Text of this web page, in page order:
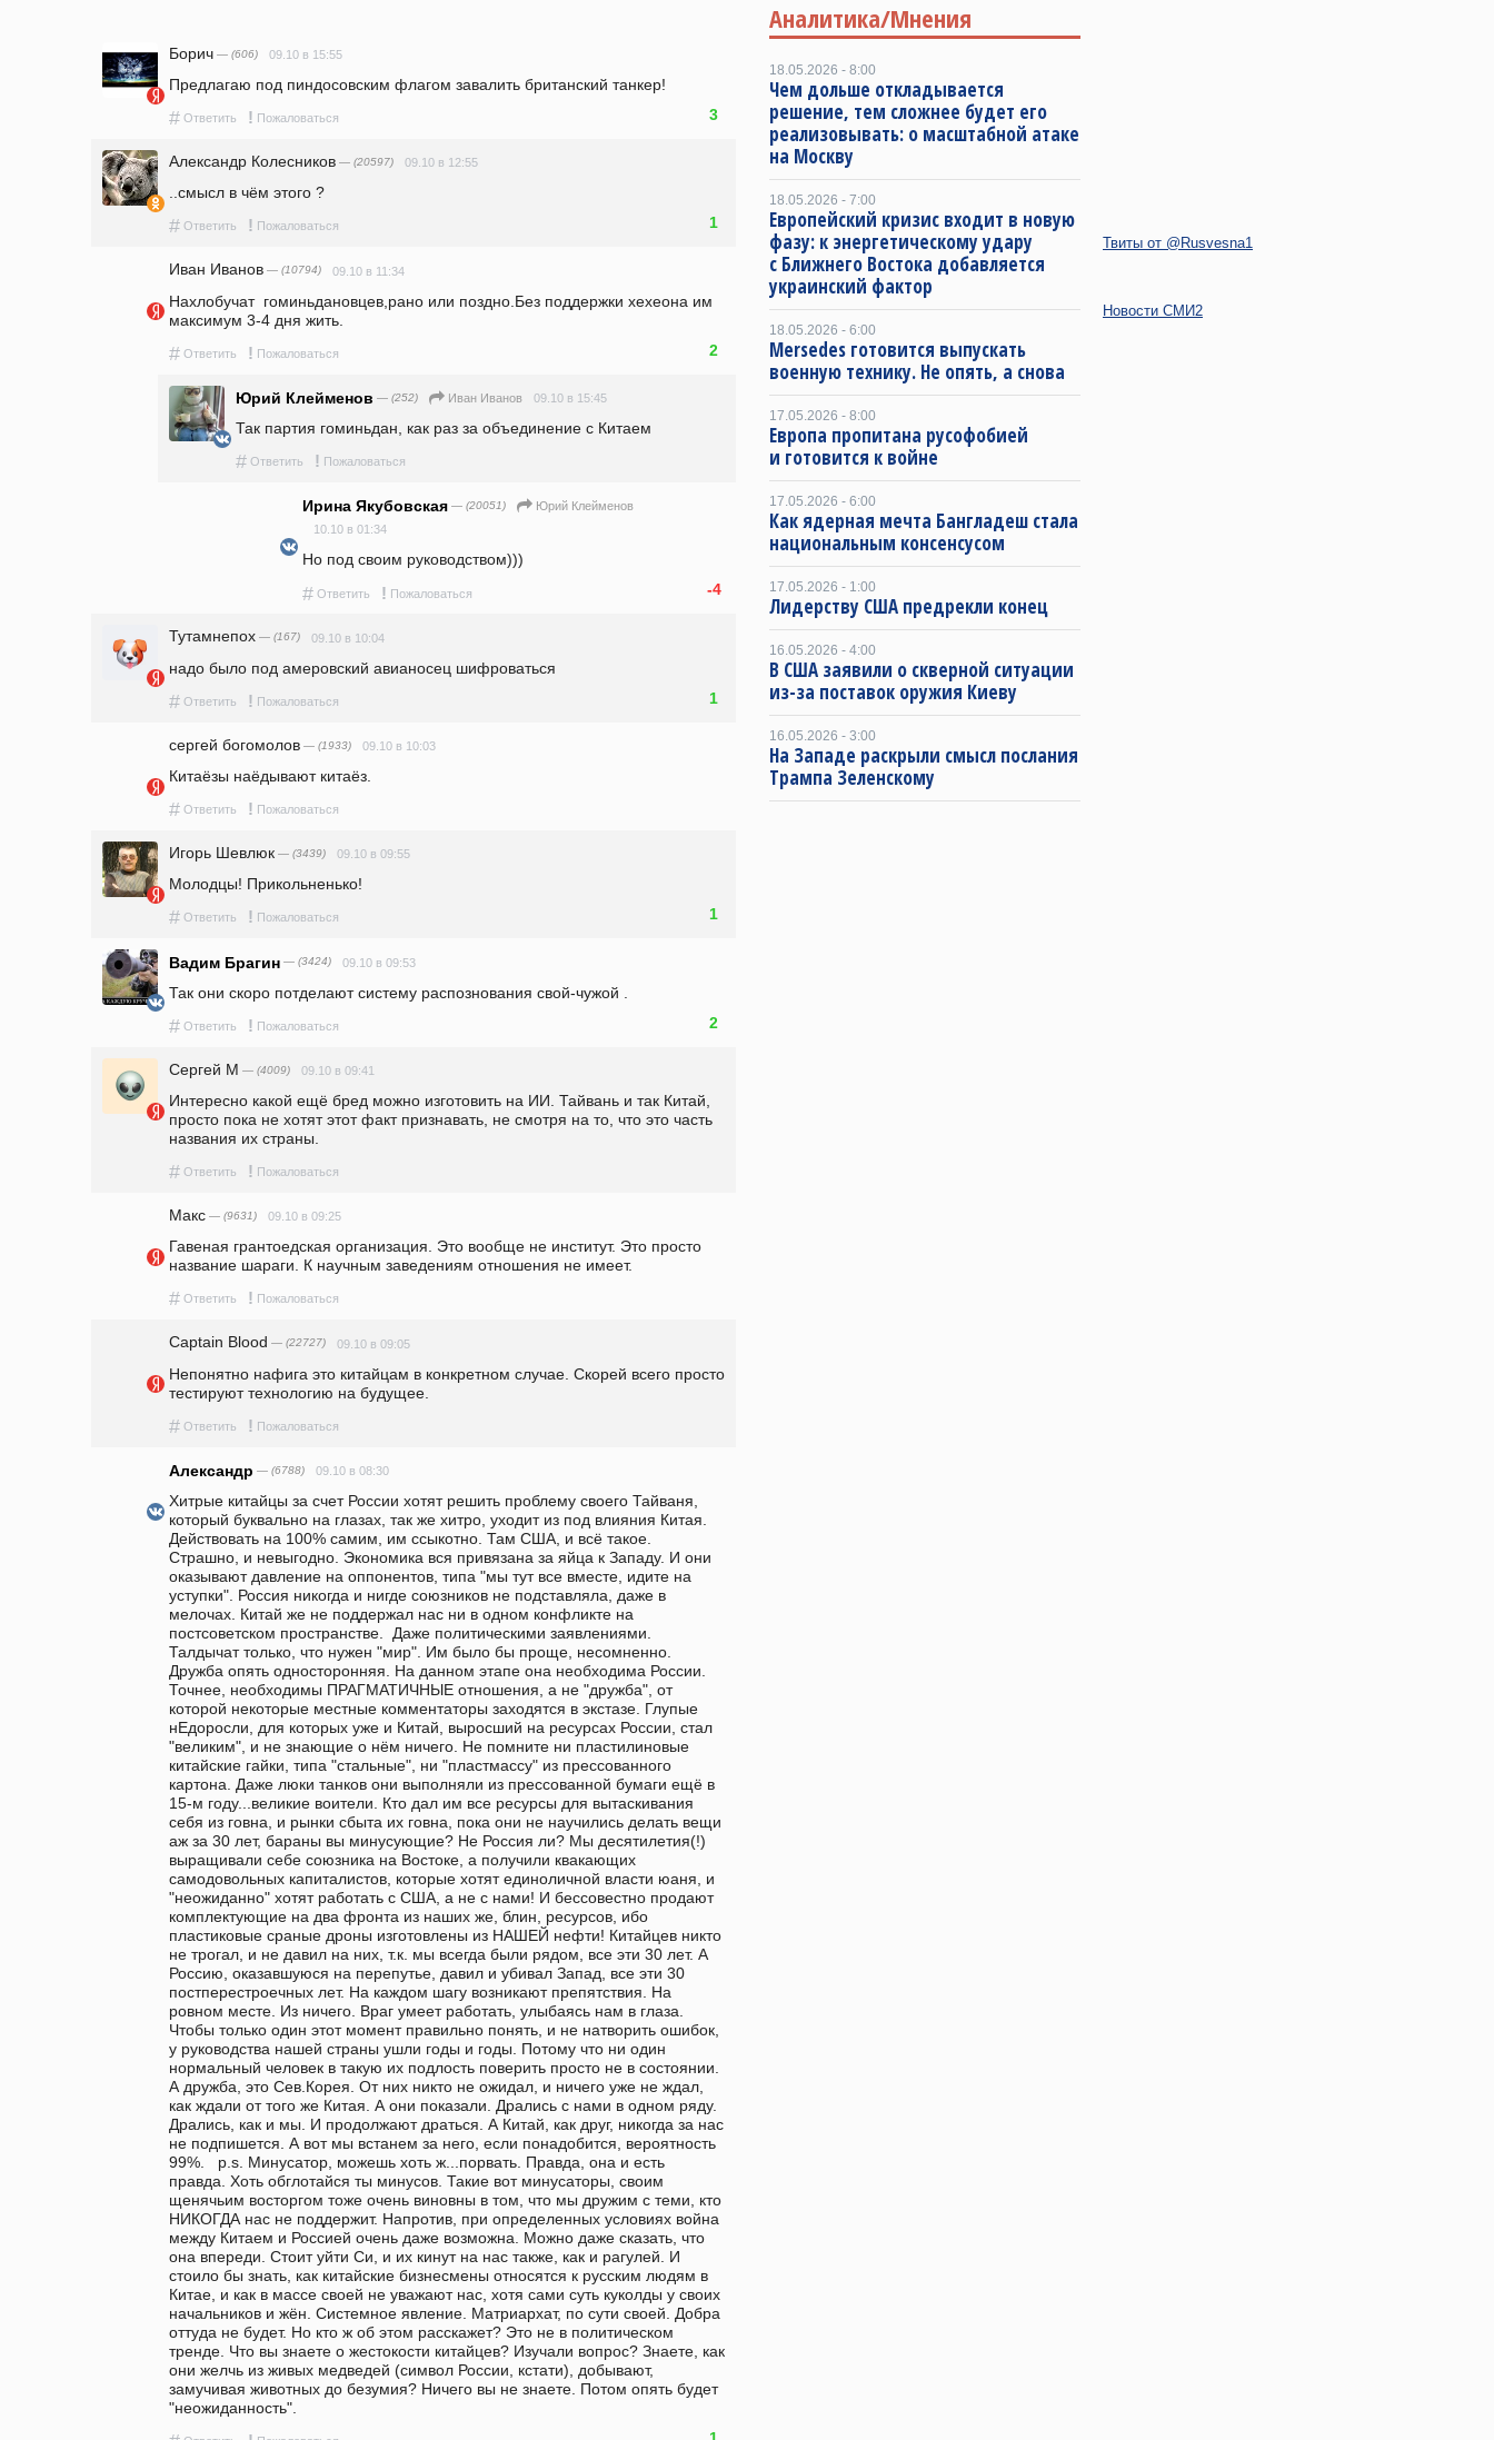
Борич — (606) 09.10 в 15:55
Предлагаю под пиндосовским флагом завалить британский танкер!
# Ответить ! Пожаловаться 3
Александр Колесников — (20597) 09.10 в 12:55
..смысл в чём этого ?
# Ответить ! Пожаловаться 1
Иван Иванов — (10794) 09.10 в 11:34
Нахлобучат  гоминьдановцев,рано или поздно.Без поддержки хехеона им
максимум 3-4 дня жить.
# Ответить ! Пожаловаться 2
Юрий Клейменов — (252) Иван Иванов 09.10 в 15:45
Так партия гоминьдан, как раз за объединение с Китаем
# Ответить ! Пожаловаться
Ирина Якубовская — (20051)
Юрий Клейменов
10.10 в 01:34
Но под своим руководством)))
# Ответить ! Пожаловаться -4
Тутамнепох — (167) 09.10 в 10:04
надо было под амеровский авианосец шифроваться
# Ответить ! Пожаловаться 1
сергей богомолов — (1933) 09.10 в 10:03
Китаёзы наёдывают китаёз.
# Ответить ! Пожаловаться
Игорь Шевлюк — (3439) 09.10 в 09:55
Молодцы! Прикольненько!
# Ответить ! Пожаловаться 1
Вадим Брагин — (3424) 09.10 в 09:53
Так они скоро потделают систему распознования свой-чужой .
# Ответить ! Пожаловаться 2
Сергей М — (4009) 09.10 в 09:41
Интересно какой ещё бред можно изготовить на ИИ. Тайвань и так Китай,
просто пока не хотят этот факт признавать, не смотря на то, что это часть
названия их страны.
# Ответить ! Пожаловаться
Макс — (9631) 09.10 в 09:25
Гавеная грантоедская организация. Это вообще не институт. Это просто
название шараги. К научным заведениям отношения не имеет.
# Ответить ! Пожаловаться
Captain Blood — (22727) 09.10 в 09:05
Непонятно нафига это китайцам в конкретном случае. Скорей всего просто
тестируют технологию на будущее.
# Ответить ! Пожаловаться
Александр — (6788) 09.10 в 08:30
Хитрые китайцы за счет России хотят решить проблему своего Тайваня,
который буквально на глазах, так же хитро, уходит из под влияния Китая.
Действовать на 100% самим, им ссыкотно. Там США, и всё такое.
Страшно, и невыгодно. Экономика вся привязана за яйца к Западу. И они
оказывают давление на оппонентов, типа "мы тут все вместе, идите на
уступки". Россия никогда и нигде союзников не подставляла, даже в
мелочах. Китай же не поддержал нас ни в одном конфликте на
постсоветском пространстве.  Даже политическими заявлениями.
Талдычат только, что нужен "мир". Им было бы проще, несомненно.
Дружба опять односторонняя. На данном этапе она необходима России.
Точнее, необходимы ПРАГМАТИЧНЫЕ отношения, а не "дружба", от
которой некоторые местные комментаторы заходятся в экстазе. Глупые
нЕдоросли, для которых уже и Китай, выросший на ресурсах России, стал
"великим", и не знающие о нём ничего. Не помните ни пластилиновые
китайские гайки, типа "стальные", ни "пластмассу" из прессованного
картона. Даже люки танков они выполняли из прессованной бумаги ещё в
15-м году...великие воители. Кто дал им все ресурсы для вытаскивания
себя из говна, и рынки сбыта их говна, пока они не научились делать вещи
аж за 30 лет, бараны вы минусующие? Не Россия ли? Мы десятилетия(!)
выращивали себе союзника на Востоке, а получили квакающих
самодовольных капиталистов, которые хотят единоличной власти юаня, и
"неожиданно" хотят работать с США, а не с нами! И бессовестно продают
комплектующие на два фронта из наших же, блин, ресурсов, ибо
пластиковые сраные дроны изготовлены из НАШЕЙ нефти! Китайцев никто
не трогал, и не давил на них, т.к. мы всегда были рядом, все эти 30 лет. А
Россию, оказавшуюся на перепутье, давил и убивал Запад, все эти 30
постперестроечных лет. На каждом шагу возникают препятствия. На
ровном месте. Из ничего. Враг умеет работать, улыбаясь нам в глаза.
Чтобы только один этот момент правильно понять, и не натворить ошибок,
у руководства нашей страны ушли годы и годы. Потому что ни один
нормальный человек в такую их подлость поверить просто не в состоянии.
А дружба, это Сев.Корея. От них никто не ожидал, и ничего уже не ждал,
как ждали от того же Китая. А они показали. Дрались с нами в одном ряду.
Дрались, как и мы. И продолжают драться. А Китай, как друг, никогда за нас
не подпишется. А вот мы встанем за него, если понадобится, вероятность
99%.   p.s. Минусатор, можешь хоть ж...порвать. Правда, она и есть
правда. Хоть обглотайся ты минусов. Такие вот минусаторы, своим
щенячьим восторгом тоже очень виновны в том, что мы дружим с теми, кто
НИКОГДА нас не поддержит. Напротив, при определенных условиях война
между Китаем и Россией очень даже возможна. Можно даже сказать, что
она впереди. Стоит уйти Си, и их кинут на нас также, как и рагулей. И
стоило бы знать, как китайские бизнесмены относятся к русским людям в
Китае, и как в массе своей не уважают нас, хотя сами суть куколды у своих
начальников и жён. Системное явление. Матриархат, по сути своей. Добра
оттуда не будет. Но кто ж об этом расскажет? Это не в политическом
тренде. Что вы знаете о жестокости китайцев? Изучали вопрос? Знаете, как
они желчь из живых медведей (символ России, кстати), добывают,
замучивая животных до безумия? Ничего вы не знаете. Потом опять будет
"неожиданность".
Аналитика/Мнения
18.05.2026 - 8:00
Чем дольше откладывается
решение, тем сложнее будет его
реализовывать: о масштабной атаке
на Москву
18.05.2026 - 7:00
Европейский кризис входит в новую
фазу: к энергетическому удару
с Ближнего Востока добавляется
украинский фактор
18.05.2026 - 6:00
Mersedes готовится выпускать
военную технику. Не опять, а снова
17.05.2026 - 8:00
Европа пропитана русофобией
и готовится к войне
17.05.2026 - 6:00
Как ядерная мечта Бангладеш стала
национальным консенсусом
17.05.2026 - 1:00
Лидерству США предрекли конец
16.05.2026 - 4:00
В США заявили о скверной ситуации
из-за поставок оружия Киеву
16.05.2026 - 3:00
На Западе раскрыли смысл послания
Трампа Зеленскому
Твиты от @Rusvesna1
Новости СМИ2